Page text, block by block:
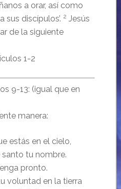
a orar, así como
sus discípulos’. 2 Jesús
de la siguiente
1-2
9-13: (igual que en
manera:
estás en el cielo,
tu nombre.
pronto.
voluntad en la tierra